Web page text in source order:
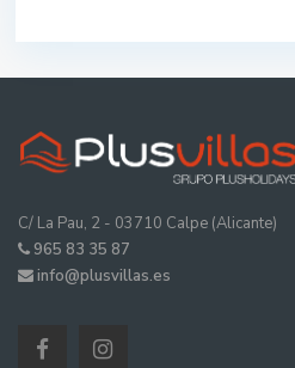
C/ La Pau, 2 - 03710 Calpe (Alicante)
965 83 35 87
info@plusvillas.es